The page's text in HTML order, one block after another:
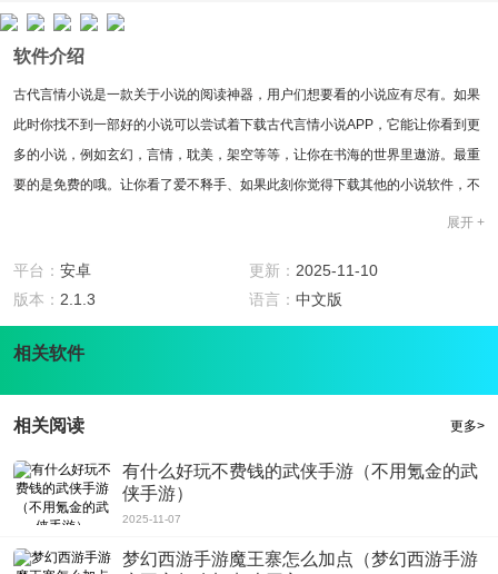
软件介绍
古代言情小说是一款关于小说的阅读神器，用户们想要看的小说应有尽有。如果
此时你找不到一部好的小说可以尝试着下载古代言情小说APP，它能让你看到更
多的小说，例如玄幻，言情，耽美，架空等等，让你在书海的世界里遨游。最重
要的是免费的哦。让你看了爱不释手、如果此刻你觉得下载其他的小说软件，不
仅特别费流量，而且看小说之时也需要VIP，主要是为了收费嘛，何不下载古代
来，这种感觉真的是太好了。
软件特色
1，小说免费看
2，小说的类型很多，随意挑选
4，还有各种红包，奖励中的惊喜等你来拿
软件点评
古代言情小说APP是一款关于阅读的软件，适用于所有的用户们，如果此刻你觉
得自己闲来无事，可以随意地找本小说看看。小编大力推荐古代言情小说APP，
不管是什么题材的小说都应有尽有，古代言情小说APP只推荐你爱看的小说。想
看什么就看什么，没有时间和空间的限制，喜欢看小说的朋友还在等什么，赶紧
展开 +
平台： 安卓 更新： 2025-11-10
版本： 2.1.3 语言： 中文版
相关软件
相关阅读 更多>
有什么好玩不费钱的武侠手游（不用氪金的武
侠手游）
2025-11-07
梦幻西游手游魔王寨怎么加点（梦幻西游手游